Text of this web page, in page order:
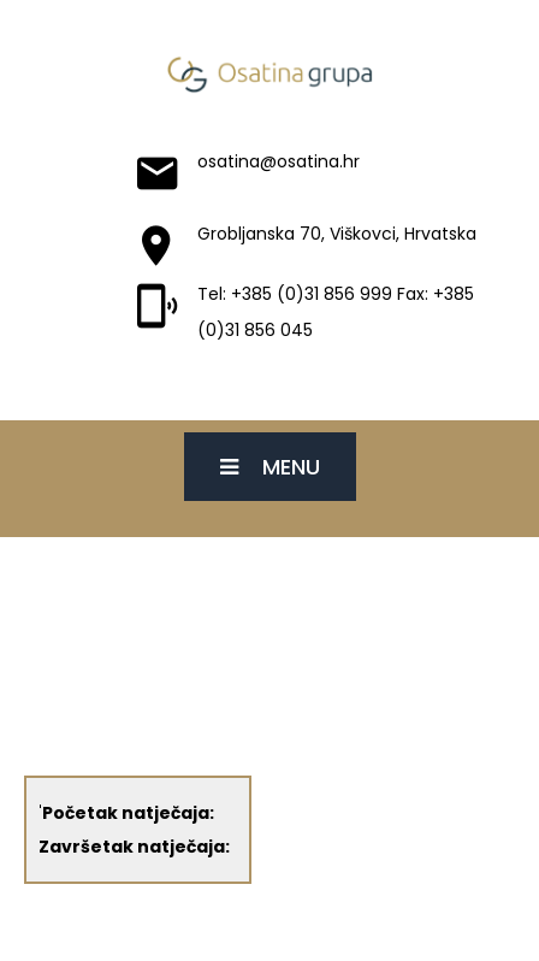
osatina@osatina.hr
Grobljanska 70, Viškovci, Hrvatska
Tel: +385 (0)31 856 999 Fax: +385
(0)31 856 045
MENU
'Početak natječaja:
Završetak natječaja: